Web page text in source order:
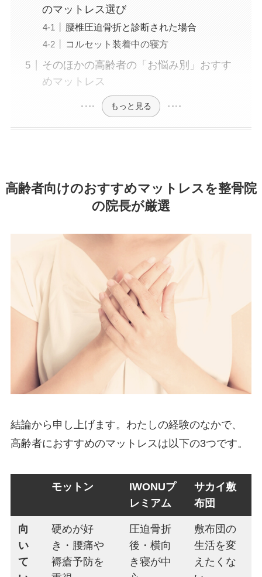
のマットレス選び
腰椎圧迫骨折と診断された場合
コルセット装着中の寝方
そのほかの高齢者の「お悩み別」おすす
めマットレス
もっと見る
高齢者向けのおすすめマットレスを整骨院
の院長が厳選
結論から申し上げます。わたしの経験のなかで、
高齢者におすすめのマットレスは以下の3つです。
モットン
IWONUプ
レミアム
サカイ敷
布団
向
い
て
硬めが好
き・腰痛や
褥瘡予防を
圧迫骨折
後・横向
き寝が中
敷布団の
生活を変
えたくな